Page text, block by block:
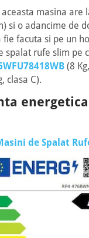
masina are
si o adancime de
facuta si pe un
spalat rufe slim pe
(8
clasa C).
de Spalat